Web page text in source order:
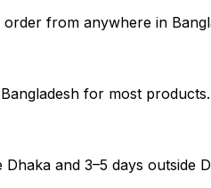
from anywhere in
for most products.
and 3–5 days outside